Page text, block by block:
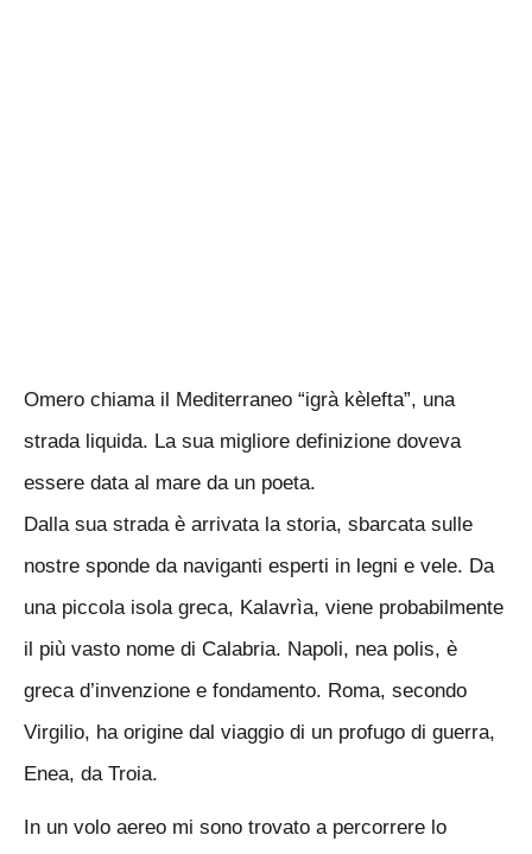
Omero chiama il Mediterraneo “igrà kèlefta”, una
strada liquida. La sua migliore definizione doveva
essere data al mare da un poeta.
Dalla sua strada è arrivata la storia, sbarcata sulle
nostre sponde da naviganti esperti in legni e vele. Da
una piccola isola greca, Kalavrìa, viene probabilmente
il più vasto nome di Calabria. Napoli, nea polis, è
greca d’invenzione e fondamento. Roma, secondo
Virgilio, ha origine dal viaggio di un profugo di guerra,
Enea, da Troia.
In un volo aereo mi sono trovato a percorrere lo